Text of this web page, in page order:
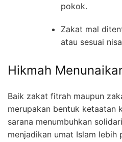
pokok.
Zakat mal
atau sesuai
Hikmah
Baik zakat fitrah maupun
merupakan bentuk ketaatan
sarana menumbuhkan
menjadikan umat Islam lebih